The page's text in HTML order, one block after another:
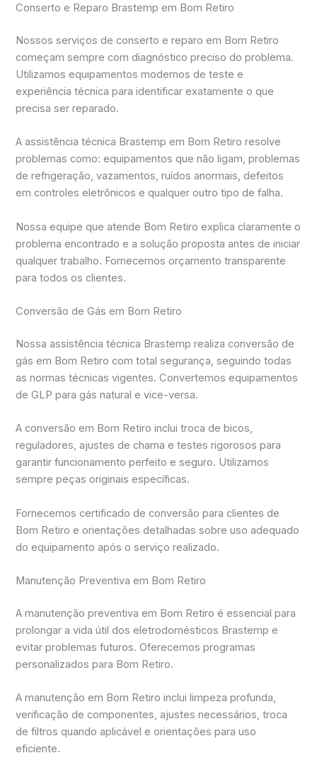
Conserto e Reparo Brastemp em Bom Retiro
Nossos serviços de conserto e reparo em Bom Retiro
começam sempre com diagnóstico preciso do problema.
Utilizamos equipamentos modernos de teste e
experiência técnica para identificar exatamente o que
precisa ser reparado.
A assistência técnica Brastemp em Bom Retiro resolve
problemas como: equipamentos que não ligam, problemas
de refrigeração, vazamentos, ruídos anormais, defeitos
em controles eletrônicos e qualquer outro tipo de falha.
Nossa equipe que atende Bom Retiro explica claramente o
problema encontrado e a solução proposta antes de iniciar
qualquer trabalho. Fornecemos orçamento transparente
para todos os clientes.
Conversão de Gás em Bom Retiro
Nossa assistência técnica Brastemp realiza conversão de
gás em Bom Retiro com total segurança, seguindo todas
as normas técnicas vigentes. Convertemos equipamentos
de GLP para gás natural e vice-versa.
A conversão em Bom Retiro inclui troca de bicos,
reguladores, ajustes de chama e testes rigorosos para
garantir funcionamento perfeito e seguro. Utilizamos
sempre peças originais específicas.
Fornecemos certificado de conversão para clientes de
Bom Retiro e orientações detalhadas sobre uso adequado
do equipamento após o serviço realizado.
Manutenção Preventiva em Bom Retiro
A manutenção preventiva em Bom Retiro é essencial para
prolongar a vida útil dos eletrodomésticos Brastemp e
evitar problemas futuros. Oferecemos programas
personalizados para Bom Retiro.
A manutenção em Bom Retiro inclui limpeza profunda,
verificação de componentes, ajustes necessários, troca
de filtros quando aplicável e orientações para uso
eficiente.